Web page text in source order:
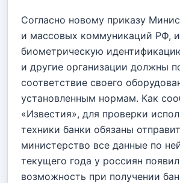
Согласно новому приказу
и массовых коммуникаций РФ,
биометрическую
и другие организации должны
соответствие своего
установленным нормам. Как
«Известия», для проверки
техники банки обязаны
министерство все данные по
текущего года у россиян
возможность при получении